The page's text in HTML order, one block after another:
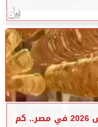
أسعار الذهب اليوم الخميس 6 أغسطس 2026 في مصر.. كم